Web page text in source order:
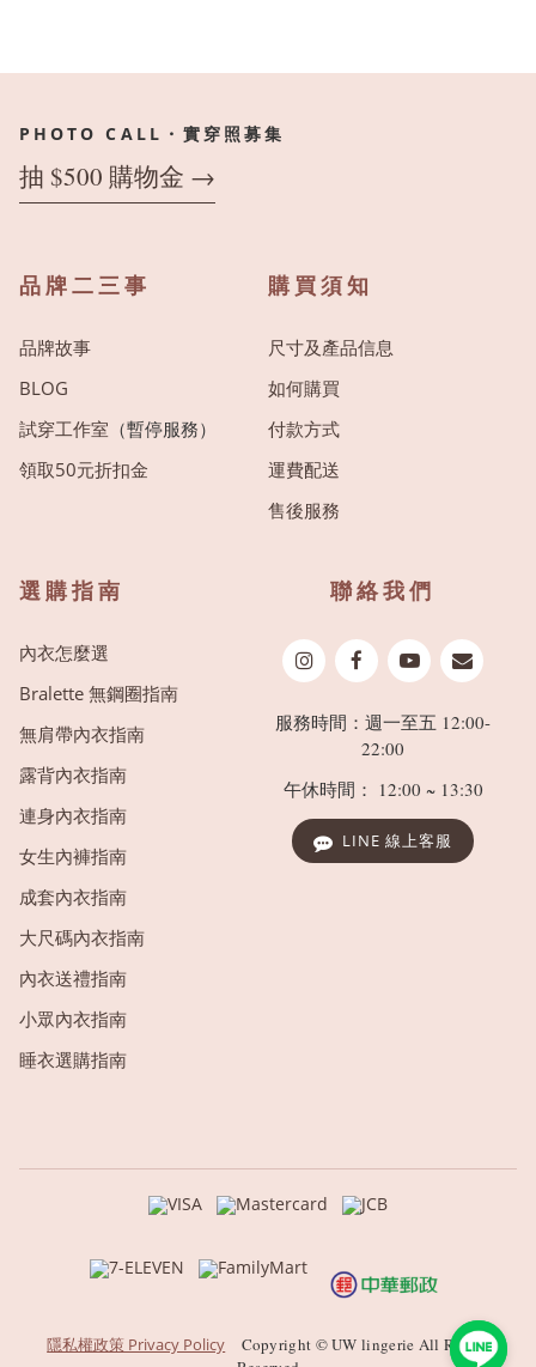
PHOTO CALL・實穿照募集
抽 $500 購物金 →
品牌二三事
品牌故事
BLOG
試穿工作室 （暫停服務）
領取50元折扣金
購買須知
尺寸及產品信息
如何購買
付款方式
運費配送
售後服務
選購指南
內衣怎麼選
Bralette 無鋼圈指南
無肩帶內衣指南
露背內衣指南
連身內衣指南
女生內褲指南
成套內衣指南
大尺碼內衣指南
內衣送禮指南
小眾內衣指南
睡衣選購指南
聯絡我們
服務時間：週一至五 12:00-
22:00
午休時間： 12:00 ~ 13:30
LINE 線上客服
隱私權政策 Privacy Policy Copyright © UW lingerie All Rights